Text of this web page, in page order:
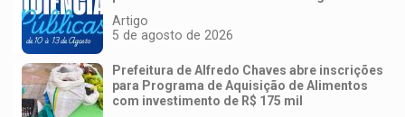
Artigo
5 de agosto de 2026
Prefeitura de Alfredo Chaves abre inscrições
para Programa de Aquisição de Alimentos
com investimento de R$ 175 mil